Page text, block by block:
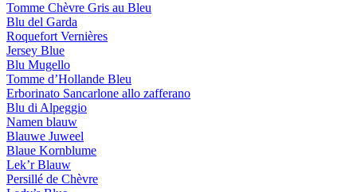
Tomme Chèvre Gris au Bleu
Blu del Garda
Roquefort Vernières
Jersey Blue
Blu Mugello
Tomme d’Hollande Bleu
Erborinato Sancarlone allo zafferano
Blu di Alpeggio
Namen blauw
Blauwe Juweel
Blaue Kornblume
Lek’r Blauw
Persillé de Chèvre